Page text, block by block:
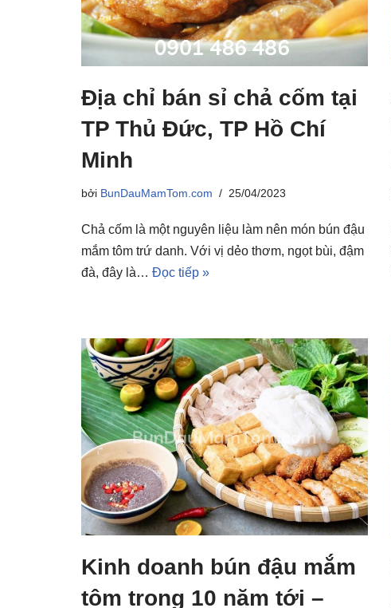
Địa chỉ bán sỉ chả cốm tại
TP Thủ Đức, TP Hồ Chí
Minh
bởi BunDauMamTom.com 25/04/2023
Chả cốm là một nguyên liệu làm nên món bún đậu
mắm tôm trứ danh. Với vị dẻo thơm, ngọt bùi, đậm
đà, đây là… Đọc tiếp »
Kinh doanh bún đậu mắm
tôm trong 10 năm tới –